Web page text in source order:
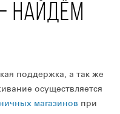
НАЙДЁМ
поддержка, а так же
осуществляется
магазинов при